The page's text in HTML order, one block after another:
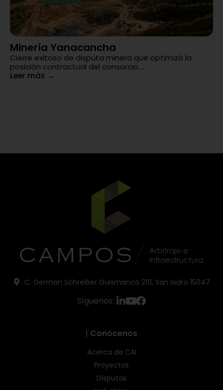
Minería Yanacancha
Cierre exitoso de disputa minera que optimizó la
posición contractual del consorcio....
Leer más →
C. German Schreiber Gulsmanco 210, San Isidro 15047
Síguenos:
| Conócenos
Acerca de CAI
Proyectos
Disputas